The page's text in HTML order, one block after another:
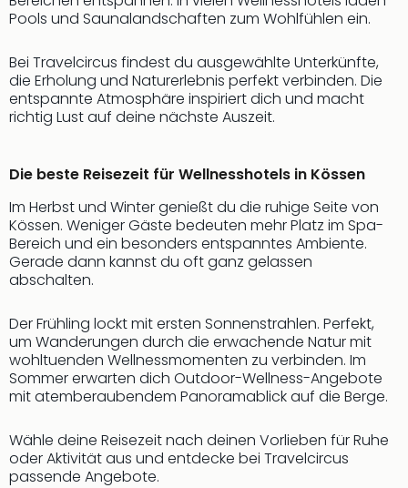
Pools und Saunalandschaften zum Wohlfühlen ein.
Bei Travelcircus findest du ausgewählte Unterkünfte,
die Erholung und Naturerlebnis perfekt verbinden. Die
entspannte Atmosphäre inspiriert dich und macht
richtig Lust auf deine nächste Auszeit.
Die beste Reisezeit für Wellnesshotels in Kössen
Im Herbst und Winter genießt du die ruhige Seite von
Kössen. Weniger Gäste bedeuten mehr Platz im Spa-
Bereich und ein besonders entspanntes Ambiente.
Gerade dann kannst du oft ganz gelassen
abschalten.
Der Frühling lockt mit ersten Sonnenstrahlen. Perfekt,
um Wanderungen durch die erwachende Natur mit
wohltuenden Wellnessmomenten zu verbinden. Im
Sommer erwarten dich Outdoor-Wellness-Angebote
mit atemberaubendem Panoramablick auf die Berge.
Wähle deine Reisezeit nach deinen Vorlieben für Ruhe
oder Aktivität aus und entdecke bei Travelcircus
passende Angebote.